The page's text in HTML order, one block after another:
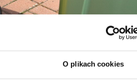
O plikach cookies